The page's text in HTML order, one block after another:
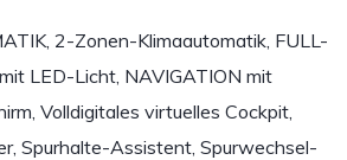
2-Zonen-Klimaautomatik, FULL-
LED-Licht, NAVIGATION mit
Volldigitales virtuelles Cockpit,
Spurhalte-Assistent, Spurwechsel-